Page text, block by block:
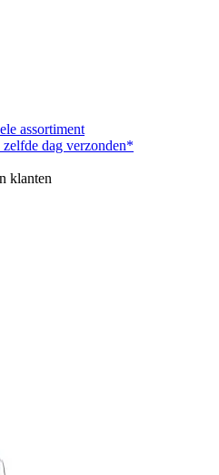
assortiment
dag verzonden*
klanten